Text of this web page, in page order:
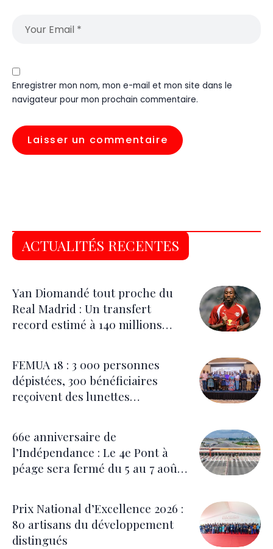
Enregistrer mon nom, mon e-mail et mon site dans le
navigateur pour mon prochain commentaire.
ACTUALITÉS RECENTES
Yan Diomandé tout proche du
Real Madrid : Un transfert
record estimé à 140 millions
FEMUA 18 : 3 000 personnes
dépistées, 300 bénéficiaires
reçoivent des lunettes
66e anniversaire de
l’Indépendance : Le 4e Pont à
péage sera fermé du 5 au 7 août
Prix National d’Excellence 2026 :
80 artisans du développement
distingués